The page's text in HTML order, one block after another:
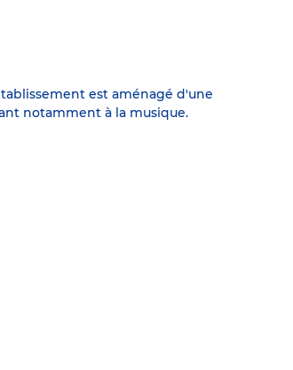
est aménagé d'une
notamment à la musique.